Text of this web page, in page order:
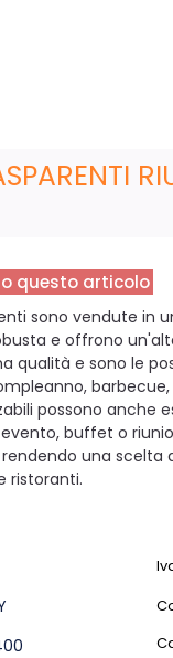
questo articolo
sono vendute in
e offrono
qualità e sono le
possono anche
buffet o
una scelta
ristoranti.